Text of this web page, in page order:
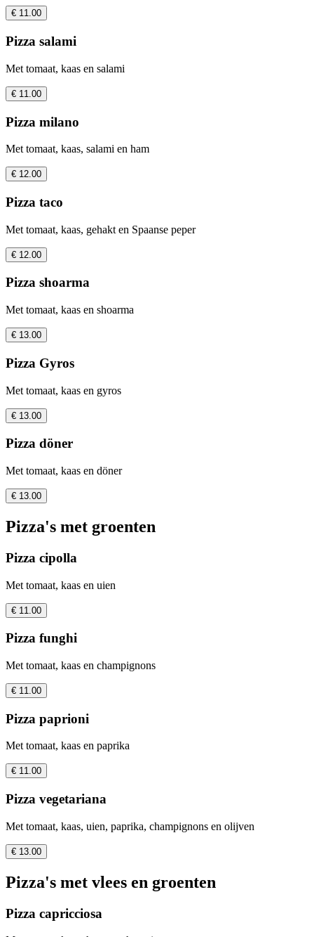
€ 11.00
Pizza salami
Met tomaat, kaas en salami
€ 11.00
Pizza milano
Met tomaat, kaas, salami en ham
€ 12.00
Pizza taco
Met tomaat, kaas, gehakt en Spaanse peper
€ 12.00
Pizza shoarma
Met tomaat, kaas en shoarma
€ 13.00
Pizza Gyros
Met tomaat, kaas en gyros
€ 13.00
Pizza döner
Met tomaat, kaas en döner
€ 13.00
Pizza's met groenten
Pizza cipolla
Met tomaat, kaas en uien
€ 11.00
Pizza funghi
Met tomaat, kaas en champignons
€ 11.00
Pizza paprioni
Met tomaat, kaas en paprika
€ 11.00
Pizza vegetariana
Met tomaat, kaas, uien, paprika, champignons en olijven
€ 13.00
Pizza's met vlees en groenten
Pizza capricciosa